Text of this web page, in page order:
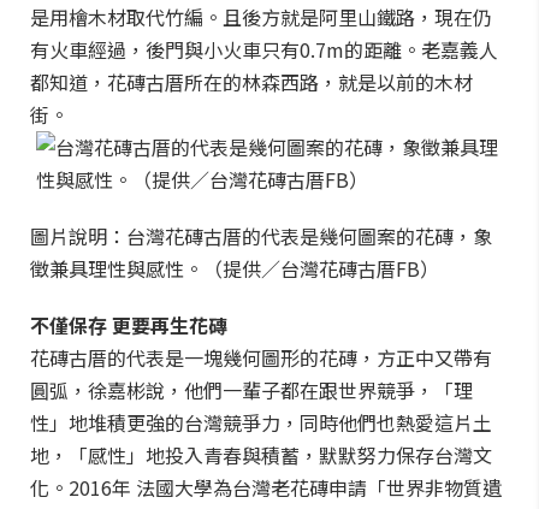
是用檜木材取代竹編。且後方就是阿里山鐵路，現在仍
有火車經過，後門與小火車只有0.7m的距離。老嘉義人
都知道，花磚古厝所在的林森西路，就是以前的木材
街。
圖片說明：台灣花磚古厝的代表是幾何圖案的花磚，象
徵兼具理性與感性。（提供／台灣花磚古厝FB）
不僅保存 更要再生花磚
花磚古厝的代表是一塊幾何圖形的花磚，方正中又帶有
圓弧，徐嘉彬說，他們一輩子都在跟世界競爭，「理
性」地堆積更強的台灣競爭力，同時他們也熱愛這片土
地，「感性」地投入青春與積蓄，默默努力保存台灣文
化。2016年 法國大學為台灣老花磚申請「世界非物質遺